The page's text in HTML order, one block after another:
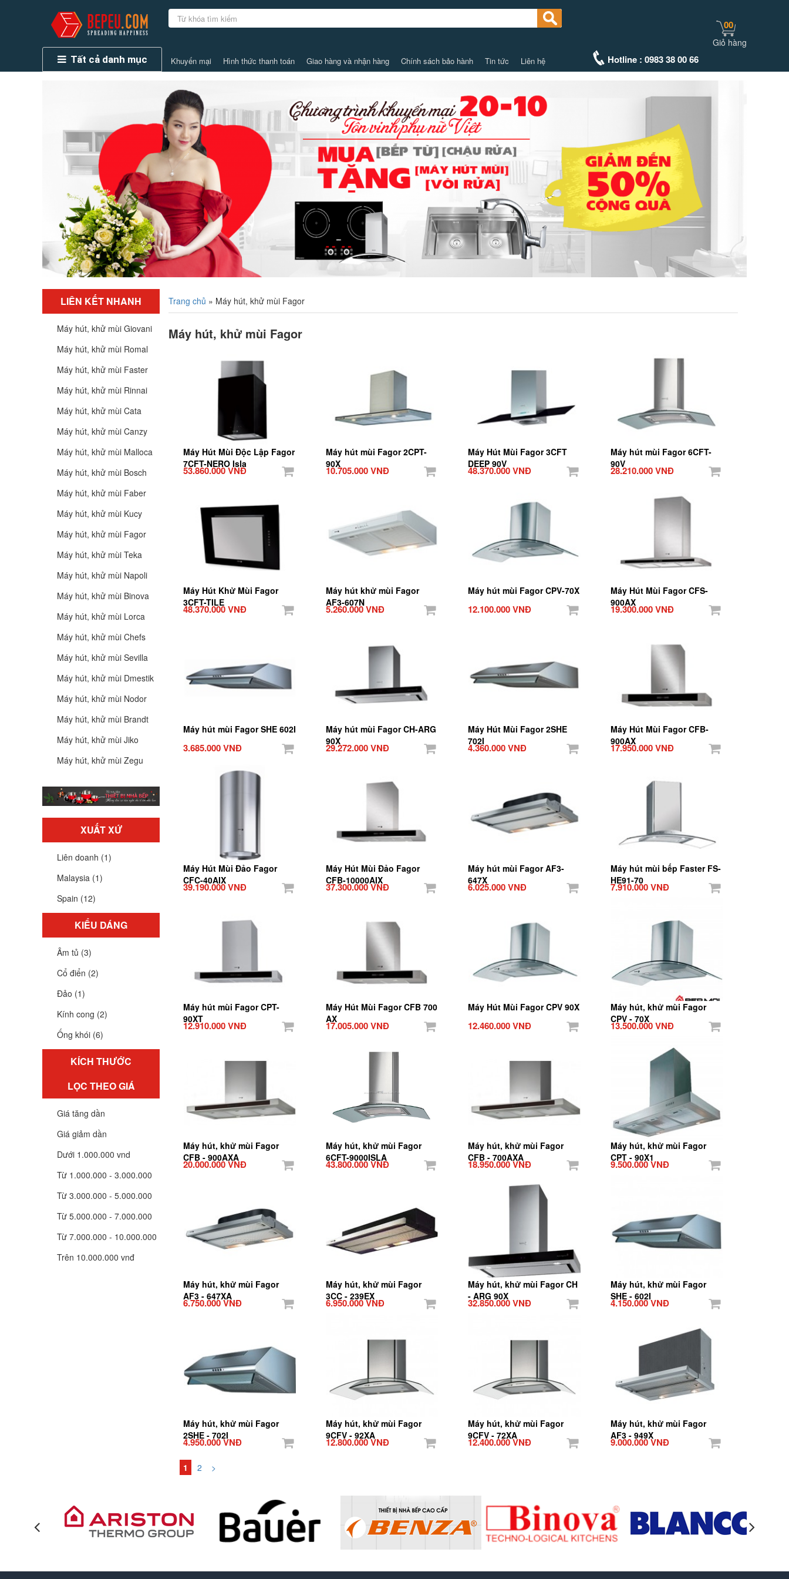
Tất cả danh mục Khuyến mại Hình thức thanh toán Giao hàng và nhận hàng Chính sách bảo hành Tin tức Liên hệ Hotline : 0983 38 00 66
00
Giỏ hàng
LIÊN KẾT NHANH
Máy hút, khử mùi Giovani
Máy hút, khử mùi Romal
Máy hút, khử mùi Faster
Máy hút, khử mùi Rinnai
Máy hút, khử mùi Cata
Máy hút, khử mùi Canzy
Máy hút, khử mùi Malloca
Máy hút, khử mùi Bosch
Máy hút, khử mùi Faber
Máy hút, khử mùi Kucy
Máy hút, khử mùi Fagor
Máy hút, khử mùi Teka
Máy hút, khử mùi Napoli
Máy hút, khử mùi Binova
Máy hút, khử mùi Lorca
Máy hút, khử mùi Chefs
Máy hút, khử mùi Sevilla
Máy hút, khử mùi Dmestik
Máy hút, khử mùi Nodor
Máy hút, khử mùi Brandt
Máy hút, khử mùi Jiko
Máy hút, khử mùi Zegu
XUẤT XỨ
Liên doanh (1)
Malaysia (1)
Spain (12)
KIỂU DÁNG
Âm tủ (3)
Cổ điển (2)
Đảo (1)
Kính cong (2)
Ống khói (6)
KÍCH THƯỚC
LỌC THEO GIÁ
Giá tăng dần
Giá giảm dần
Dưới 1.000.000 vnd
Từ 1.000.000 - 3.000.000
Từ 3.000.000 - 5.000.000
Từ 5.000.000 - 7.000.000
Từ 7.000.000 - 10.000.000
Trên 10.000.000 vnđ
Trang chủ » Máy hút, khử mùi Fagor
Máy hút, khử mùi Fagor
Máy Hút Mùi Độc Lập Fagor
7CFT-NERO Isla
53.860.000 VNĐ
Máy hút mùi Fagor 2CPT-
90X
10.705.000 VNĐ
Máy Hút Mùi Fagor 3CFT
DEEP 90V
48.370.000 VNĐ
Máy hút mùi Fagor 6CFT-
90V
28.210.000 VNĐ
Máy Hút Khử Mùi Fagor
3CFT-TILE
48.370.000 VNĐ
Máy hút khử mùi Fagor
AF3-607N
5.260.000 VNĐ
Máy hút mùi Fagor CPV-70X
12.100.000 VNĐ
Máy Hút Mùi Fagor CFS-
900AX
19.300.000 VNĐ
Máy hút mùi Fagor SHE 602I
3.685.000 VNĐ
Máy hút mùi Fagor CH-ARG
90X
29.272.000 VNĐ
Máy Hút Mùi Fagor 2SHE
702I
4.360.000 VNĐ
Máy Hút Mùi Fagor CFB-
900AX
17.950.000 VNĐ
Máy Hút Mùi Đảo Fagor
CFC-40AIX
39.190.000 VNĐ
Máy Hút Mùi Đảo Fagor
CFB-10000AIX
37.300.000 VNĐ
Máy hút mùi Fagor AF3-
647X
6.025.000 VNĐ
Máy hút mùi bếp Faster FS-
HE91-70
7.910.000 VNĐ
Máy hút mùi Fagor CPT-
90XT
12.910.000 VNĐ
Máy Hút Mùi Fagor CFB 700
AX
17.005.000 VNĐ
Máy Hút Mùi Fagor CPV 90X
12.460.000 VNĐ
Máy hút, khử mùi Fagor
CPV - 70X
13.500.000 VNĐ
Máy hút, khử mùi Fagor
CFB - 900AXA
20.000.000 VNĐ
Máy hút, khử mùi Fagor
6CFT-9000ISLA
43.800.000 VNĐ
Máy hút, khử mùi Fagor
CFB - 700AXA
18.950.000 VNĐ
Máy hút, khử mùi Fagor
CPT - 90X1
9.500.000 VNĐ
Máy hút, khử mùi Fagor
AF3 - 647XA
6.750.000 VNĐ
Máy hút, khử mùi Fagor
3CC - 239EX
6.950.000 VNĐ
Máy hút, khử mùi Fagor CH
- ARG 90X
32.850.000 VNĐ
Máy hút, khử mùi Fagor
SHE - 602I
4.150.000 VNĐ
Máy hút, khử mùi Fagor
2SHE - 702I
4.950.000 VNĐ
Máy hút, khử mùi Fagor
9CFV - 92XA
12.800.000 VNĐ
Máy hút, khử mùi Fagor
9CFV - 72XA
12.400.000 VNĐ
Máy hút, khử mùi Fagor
AF3 - 949X
9.000.000 VNĐ
1 2 >